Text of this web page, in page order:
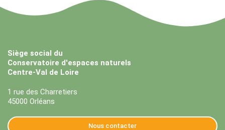
Siège social du
Conservatoire d'espaces naturels
Centre-Val de Loire
1 rue des Charretiers
45000 Orléans
Nous contacter